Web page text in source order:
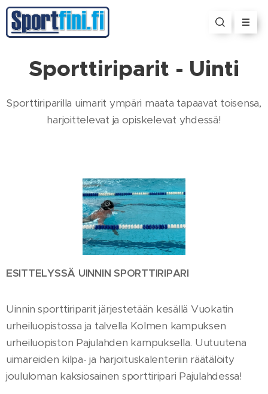
Sporttiriparit - Uinti
Sporttiriparilla uimarit ympäri maata tapaavat toisensa,
harjoittelevat ja opiskelevat yhdessä!
ESITTELYSSÄ UINNIN SPORTTIRIPARI
Uinnin sporttiriparit järjestetään kesällä Vuokatin
urheiluopistossa ja talvella Kolmen kampuksen
urheiluopiston Pajulahden kampuksella. Uutuutena
uimareiden kilpa- ja harjoituskalenteriin räätälöity
joululoman kaksiosainen sporttiripari Pajulahdessa!